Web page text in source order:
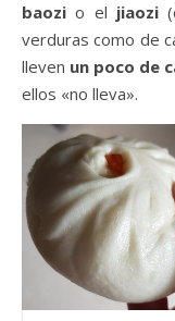
baozi o el jiaozi
verduras como de
lleven un poco de
ellos «no lleva».